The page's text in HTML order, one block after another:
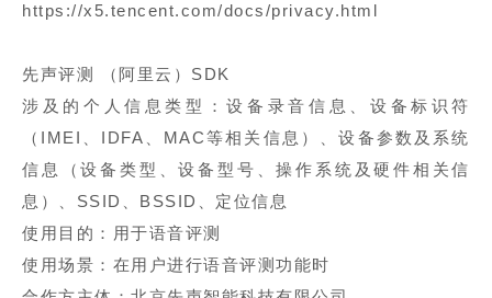
https://x5.tencent.com/docs/privacy.html
先声评测 （阿里云）SDK
涉及的个人信息类型：设备录音信息、设备标识符
（IMEI、IDFA、MAC等相关信息）、设备参数及系统
信息（设备类型、设备型号、操作系统及硬件相关信
息）、SSID、BSSID、定位信息
使用目的：用于语音评测
使用场景：在用户进行语音评测功能时